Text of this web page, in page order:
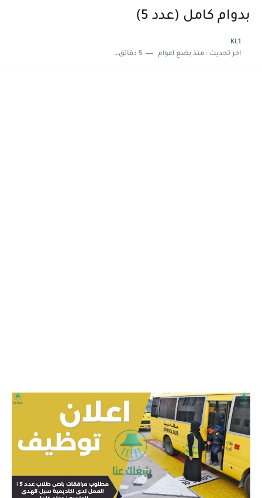
بدوام كامل (عدد 5)
KL1
اخر تحديث :منذ بضع اعوام 5 دقائق للقراءة